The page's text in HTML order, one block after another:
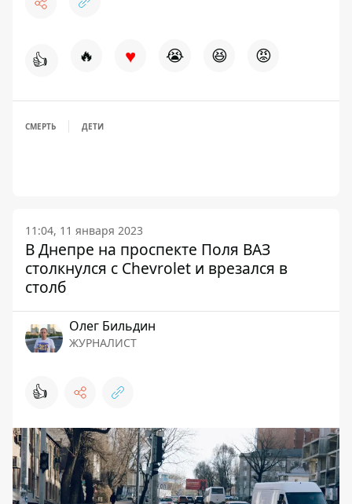
👍 🔥 ♥ 😭 😆 😡
СМЕРТЬ ДЕТИ
11:04, 11 января 2023
В Днепре на проспекте Поля ВАЗ
столкнулся с Chevrolet и врезался в
столб
Олег Бильдин
ЖУРНАЛИСТ
👍